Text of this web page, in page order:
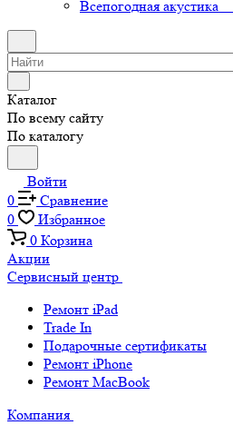
Всепогодная акустика
Каталог
По всему сайту
По каталогу
Войти
0
Сравнение
0
Избранное
0 Корзина
Акции
Сервисный центр
Ремонт iPad
Trade In
Подарочные сертификаты
Ремонт iPhone
Ремонт MacBook
Компания